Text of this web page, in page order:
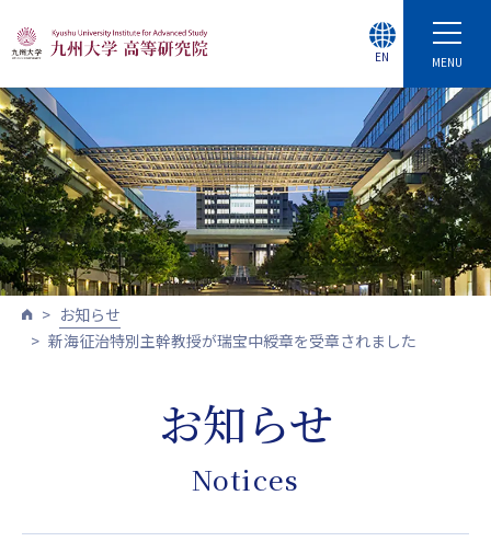
MENU
EN
お知らせ
新海征治特別主幹教授が瑞宝中綬章を受章されました
お知らせ
Notices